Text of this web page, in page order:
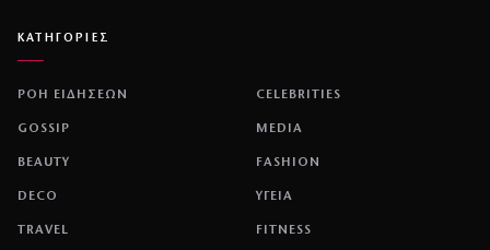
ΚΑΤΗΓΟΡΙΕΣ
ΡΟΗ ΕΙΔΗΣΕΩΝ CELEBRITIES
GOSSIP MEDIA
BEAUTY FASHION
DECO ΥΓΕΙΑ
TRAVEL FITNESS